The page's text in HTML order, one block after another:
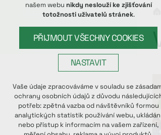
našem webu nikdy neslouží ke zjišťování
totožnosti uživatelů stránek.
PŘIJMOUT VŠECHNY COOKIES
NASTAVIT
Technická cookies
nutná pro provozování webu
udržení kontextu stránek (session):
případná přihlášení, volby jazyka, apod.
Vaše údaje zpracováváme v souladu se
ochrany osobních údajů z důvodu
potřeb: zpětná vazba od návštěvníků formou
analytických statistik používání webu,
nebo přístup k informacím na vašem zařízení,